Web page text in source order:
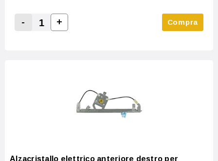
Decrease Quantity:
-
Increase Quantity:
+ Compra
Alzacristallo elettrico anteriore destro per